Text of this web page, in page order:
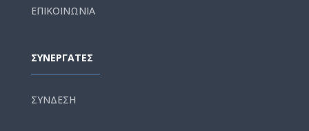
ΕΠΙΚΟΙΝΩΝΙΑ
ΣΥΝΕΡΓΑΤΕΣ
ΣΥΝΔΕΣΗ